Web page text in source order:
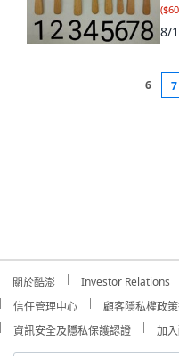
(
8/
6 7
關於酷澎 Investor Relations
信任管理中心
顧客隱私權政
資訊安全及隱私保護認證
加